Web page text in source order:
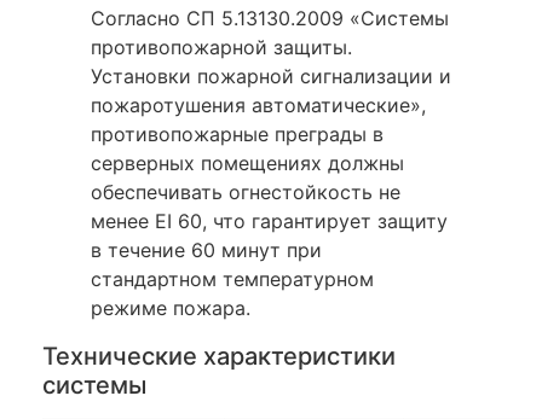
Согласно СП 5.13130.2009 «Системы
противопожарной защиты.
Установки пожарной сигнализации и
пожаротушения автоматические»,
противопожарные преграды в
серверных помещениях должны
обеспечивать огнестойкость не
менее EI 60, что гарантирует защиту
в течение 60 минут при
стандартном температурном
режиме пожара.
Технические характеристики
системы